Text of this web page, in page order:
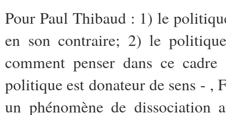
Pour Paul Thibaud : 1) le
en son contraire; 2) le
comment penser dans ce
politique est donateur de sens - ,
un phénomène de